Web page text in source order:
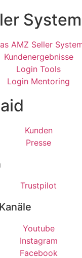
System
AMZ Seller
Kundenergebnisse
Login Tools
Login Mentoring
Kunden
Presse
Trustpilot
Youtube
Instagram
Facebook